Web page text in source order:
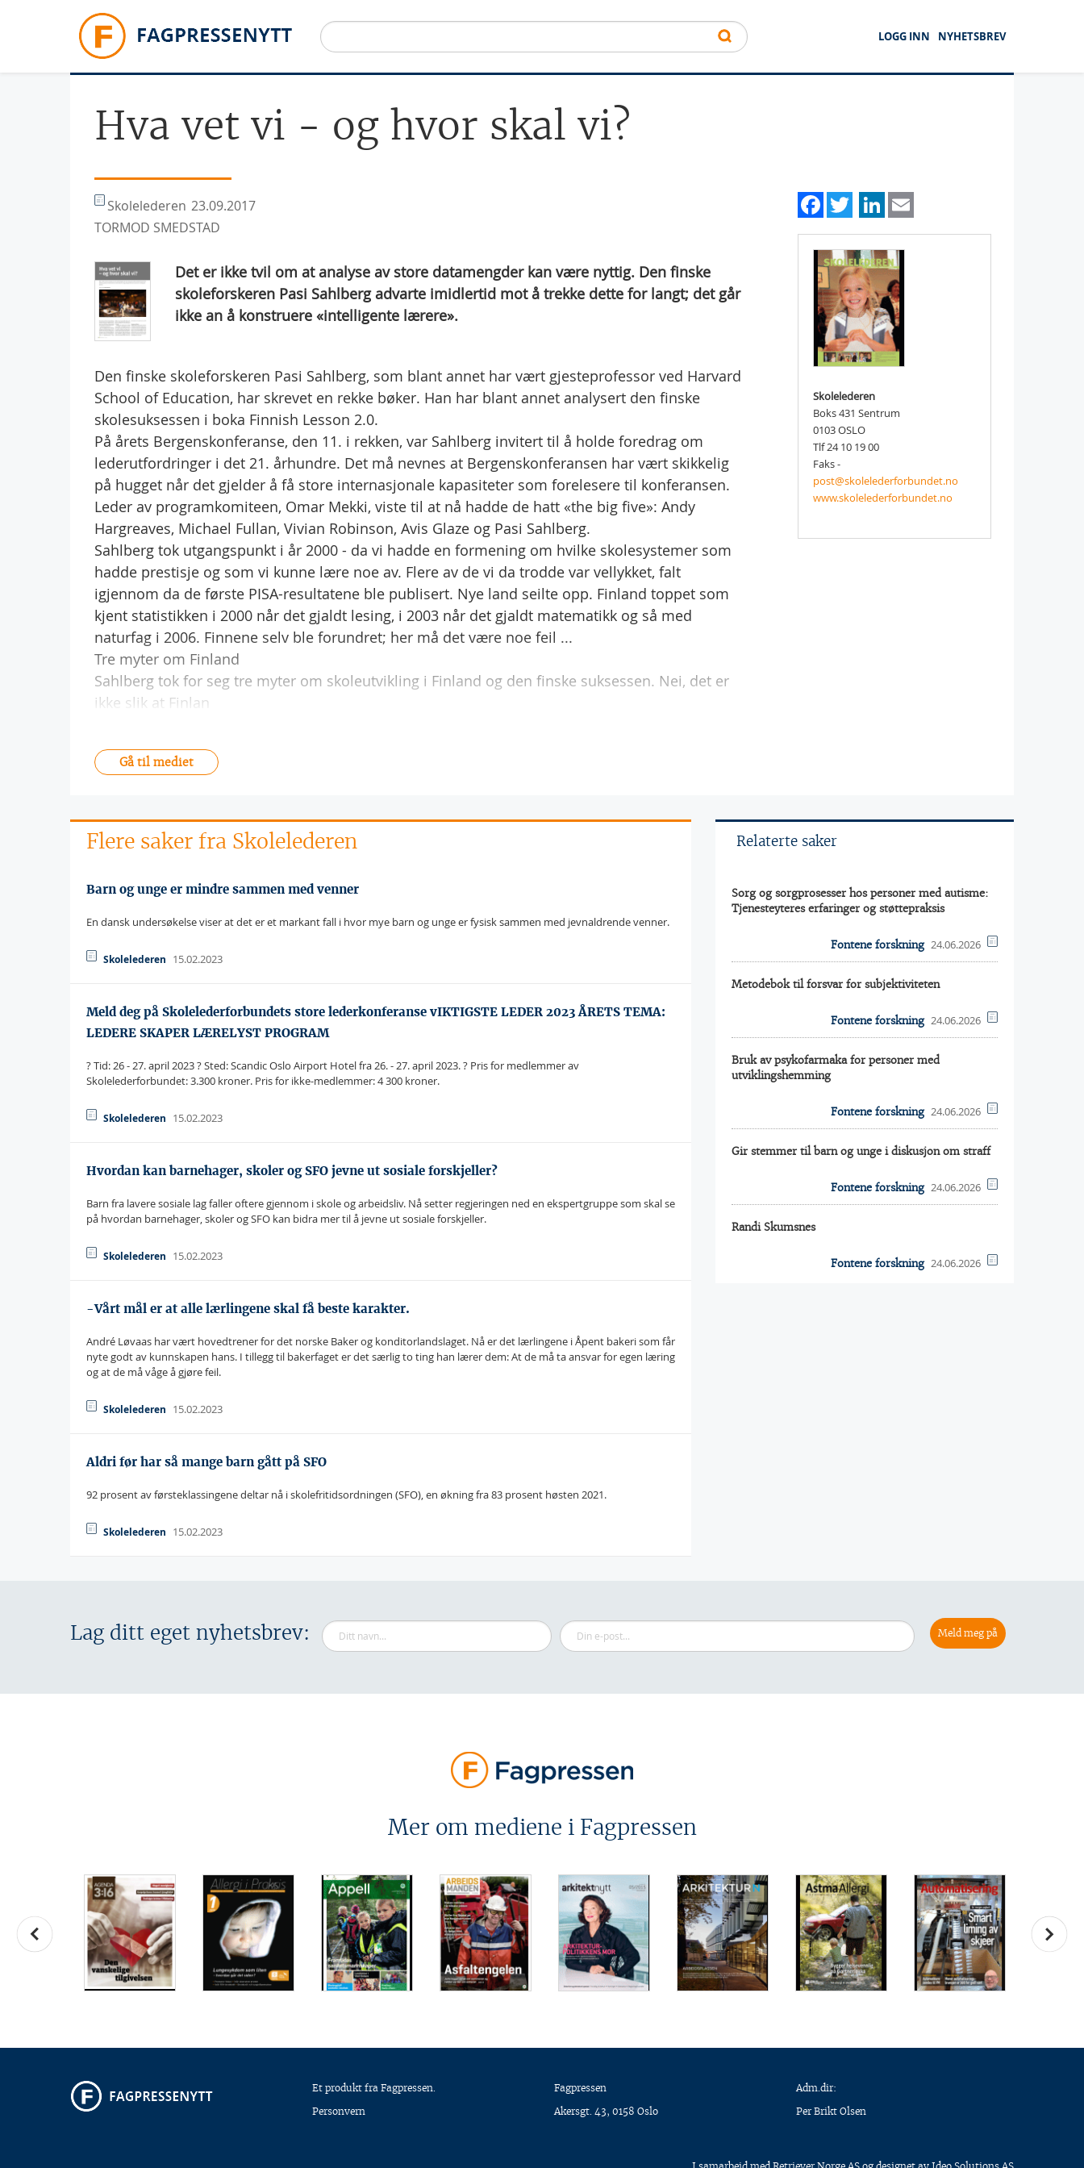
LOGG INN
NYHETSBREV
Hva vet vi - og hvor skal vi?
Skolelederen 23.09.2017
TORMOD SMEDSTAD
Det er ikke tvil om at analyse av store datamengder kan være nyttig. Den finske
skoleforskeren Pasi Sahlberg advarte imidlertid mot å trekke dette for langt; det går
ikke an å konstruere «intelligente lærere».
Den finske skoleforskeren Pasi Sahlberg, som blant annet har vært gjesteprofessor ved Harvard
School of Education, har skrevet en rekke bøker. Han har blant annet analysert den finske
skolesuksessen i boka Finnish Lesson 2.0.
På årets Bergenskonferanse, den 11. i rekken, var Sahlberg invitert til å holde foredrag om
lederutfordringer i det 21. århundre. Det må nevnes at Bergenskonferansen har vært skikkelig
på hugget når det gjelder å få store internasjonale kapasiteter som forelesere til konferansen.
Leder av programkomiteen, Omar Mekki, viste til at nå hadde de hatt «the big five»: Andy
Hargreaves, Michael Fullan, Vivian Robinson, Avis Glaze og Pasi Sahlberg.
Sahlberg tok utgangspunkt i år 2000 - da vi hadde en formening om hvilke skolesystemer som
hadde prestisje og som vi kunne lære noe av. Flere av de vi da trodde var vellykket, falt
igjennom da de første PISA-resultatene ble publisert. Nye land seilte opp. Finland toppet som
kjent statistikken i 2000 når det gjaldt lesing, i 2003 når det gjaldt matematikk og så med
naturfag i 2006. Finnene selv ble forundret; her må det være noe feil ...
Tre myter om Finland
Sahlberg tok for seg tre myter om skoleutvikling i Finland og den finske suksessen. Nei, det er
ikke slik at Finlan
Gå til mediet
Facebook
TwitterLinkedIn
Skolelederen
Boks 431 Sentrum
0103 OSLO
Tlf 24 10 19 00
Faks -
post@skolelederforbundet.no
www.skolelederforbundet.no
Flere saker fra Skolelederen
Barn og unge er mindre sammen med venner
En dansk undersøkelse viser at det er et markant fall i hvor mye barn og unge er fysisk sammen med jevnaldrende venner.
Skolelederen 15.02.2023
Meld deg på Skolelederforbundets store lederkonferanse vIKTIGSTE LEDER 2023 ÅRETS TEMA:
LEDERE SKAPER LÆRELYST PROGRAM
? Tid: 26 - 27. april 2023 ? Sted: Scandic Oslo Airport Hotel fra 26. - 27. april 2023. ? Pris for medlemmer av
Skolelederforbundet: 3.300 kroner. Pris for ikke-medlemmer: 4 300 kroner.
Skolelederen 15.02.2023
Hvordan kan barnehager, skoler og SFO jevne ut sosiale forskjeller?
Barn fra lavere sosiale lag faller oftere gjennom i skole og arbeidsliv. Nå setter regjeringen ned en ekspertgruppe som skal se
på hvordan barnehager, skoler og SFO kan bidra mer til å jevne ut sosiale forskjeller.
Skolelederen 15.02.2023
-Vårt mål er at alle lærlingene skal få beste karakter.
André Løvaas har vært hovedtrener for det norske Baker og konditorlandslaget. Nå er det lærlingene i Åpent bakeri som får
nyte godt av kunnskapen hans. I tillegg til bakerfaget er det særlig to ting han lærer dem: At de må ta ansvar for egen læring
og at de må våge å gjøre feil.
Skolelederen 15.02.2023
Aldri før har så mange barn gått på SFO
92 prosent av førsteklassingene deltar nå i skolefritidsordningen (SFO), en økning fra 83 prosent høsten 2021.
Skolelederen 15.02.2023
Relaterte saker
Sorg og sorgprosesser hos personer med autisme:
Tjenesteyteres erfaringer og støttepraksis
Fontene forskning 24.06.2026
Metodebok til forsvar for subjektiviteten
Fontene forskning 24.06.2026
Bruk av psykofarmaka for personer med
utviklingshemming
Fontene forskning 24.06.2026
Gir stemmer til barn og unge i diskusjon om straff
Fontene forskning 24.06.2026
Randi Skumsnes
Fontene forskning 24.06.2026
Lag ditt eget nyhetsbrev:
Mer om mediene i Fagpressen
Et produkt fra Fagpressen.
Personvern
Fagpressen
Akersgt. 43, 0158 Oslo
Adm.dir:
Per Brikt Olsen